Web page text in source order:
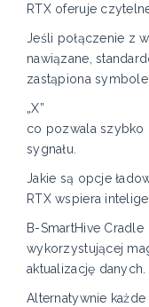
RTX oferuje
Jeśli połączenie z
nawiązane,
zastąpiona
„X”
co pozwala
sygnału.
Jakie są opcje
RTX wspiera
B-SmartHive Cradle
wykorzystującej
aktualizację danych.
Alternatywnie